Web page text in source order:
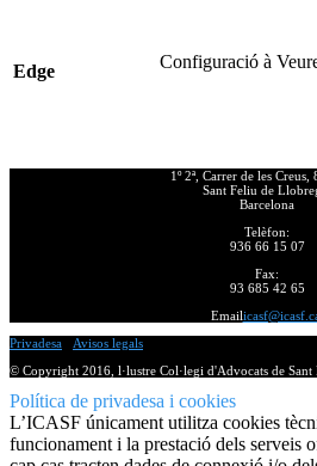
Edge Configuració à
1º 2ª, Carrer de les Creus,
Sant Feliu de
Barcelona
Telèfon:
936 66 15 07
Fax:
93 685 42 65
Email
Privadesa
Avisos legals
© Copyright 2016, l·lustre Col·legi d'Advocats de
Política de privadesa i cookies
L’ICASF únicament utilitza cookies
funcionament i la prestació dels serveis